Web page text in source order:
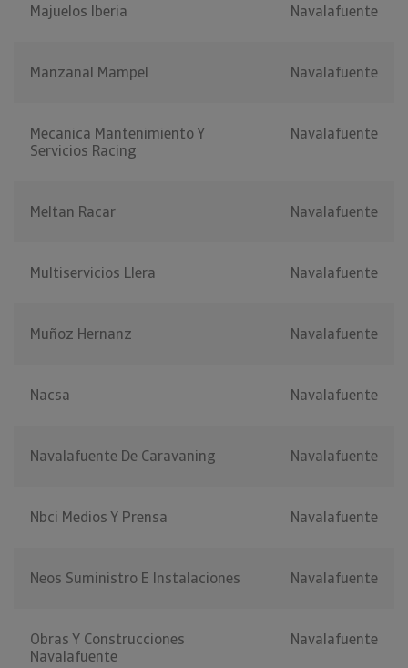
Majuelos Iberia Navalafuente
Manzanal Mampel Navalafuente
Mecanica Mantenimiento Y
Servicios Racing
Navalafuente
Meltan Racar Navalafuente
Multiservicios Llera Navalafuente
Muñoz Hernanz Navalafuente
Nacsa Navalafuente
Navalafuente De Caravaning Navalafuente
Nbci Medios Y Prensa Navalafuente
Neos Suministro E Instalaciones Navalafuente
Obras Y Construcciones
Navalafuente
Navalafuente